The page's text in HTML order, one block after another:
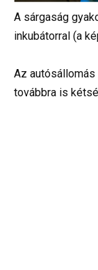
A sárgaság
inkubátorral (a
Az autósállomás
továbbra is